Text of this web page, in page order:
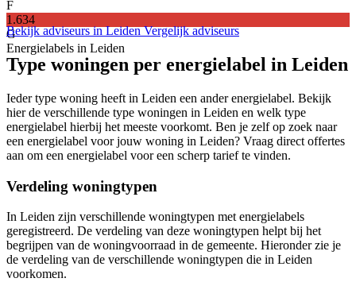
F
1.634
G
Energielabels in Leiden
Bekijk adviseurs in LeidenVergelijk adviseurs
Type woningen per energielabel in Leiden
Ieder type woning heeft in Leiden een ander energielabel. Bekijk
hier de verschillende type woningen in Leiden en welk type
energielabel hierbij het meeste voorkomt. Ben je zelf op zoek naar
een energielabel voor jouw woning in Leiden? Vraag direct offertes
aan om een energielabel voor een scherp tarief te vinden.
Verdeling woningtypen
In Leiden zijn verschillende woningtypen met energielabels
geregistreerd. De verdeling van deze woningtypen helpt bij het
begrijpen van de woningvoorraad in de gemeente. Hieronder zie je
de verdeling van de verschillende woningtypen die in Leiden
voorkomen.